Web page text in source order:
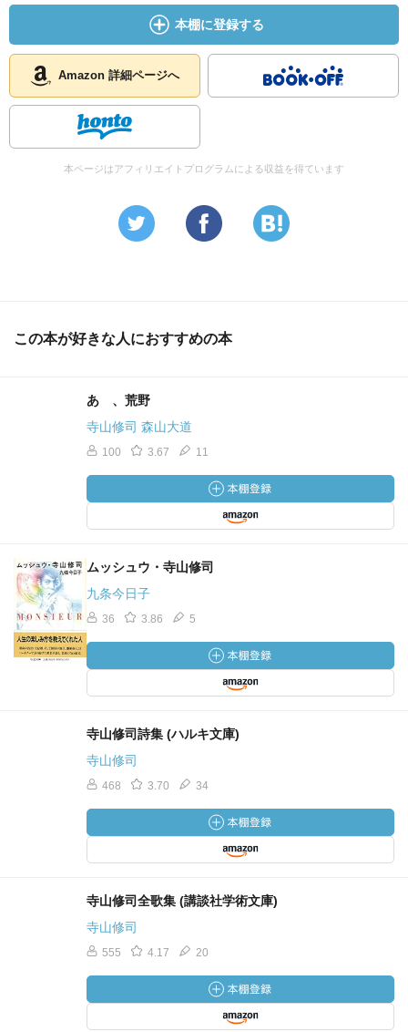
本棚に登録する
Amazon 詳細ページへ
本ページはアフィリエイトプログラムによる収益を得ています
この本が好きな人におすすめの本
あゝ、荒野
寺山修司 森山大道
100 3.67 11
ムッシュウ・寺山修司
九条今日子
36 3.86 5
寺山修司詩集 (ハルキ文庫)
寺山修司
468 3.70 34
寺山修司全歌集 (講談社学術文庫)
寺山修司
555 4.17 20